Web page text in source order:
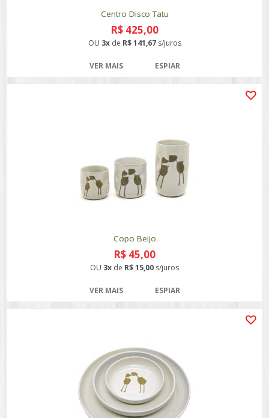
Centro Disco Tatu
R$ 425,00
OU 3xde R$ 141,67s/juros
VER MAIS ESPIAR
Copo Beijo
R$ 45,00
OU 3x de R$ 15,00 s/juros
VER MAIS ESPIAR